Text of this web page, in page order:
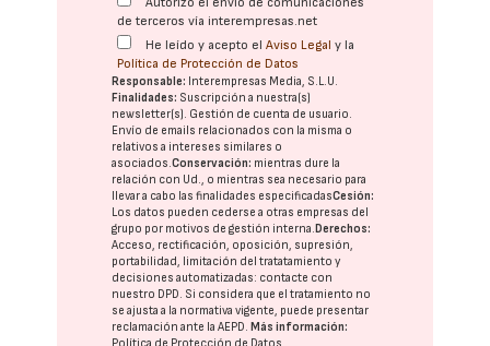
de terceros vía interempresas.net
He leído y acepto elAviso Legal y la
Política de Protección de Datos
Responsable: Interempresas Media, S.L.U.
Finalidades: Suscripción a nuestra(s)
newsletter(s). Gestión de cuenta de usuario.
Envío de emails relacionados con la misma o
relativos a intereses similares o
asociados.Conservación: mientras dure la
relación con Ud., o mientras sea necesario para
llevar a cabo las finalidades especificadasCesión:
Los datos pueden cederse a otras empresas del
grupo por motivos de gestión interna. Derechos:
Acceso, rectificación, oposición, supresión,
portabilidad, limitación del tratatamiento y
decisiones automatizadas: contacte con
nuestro DPD. Si considera que el tratamiento no
se ajusta a la normativa vigente, puede presentar
reclamación ante laAEPD. Más información: